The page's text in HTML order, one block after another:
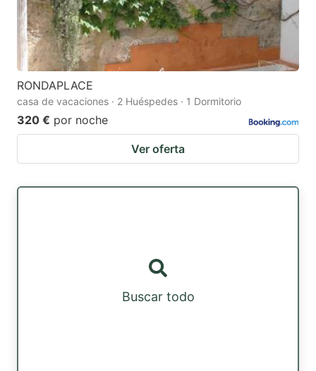
RONDAPLACE
casa de vacaciones · 2 Huéspedes · 1 Dormitorio
320 € por noche
Ver oferta
Buscar todo